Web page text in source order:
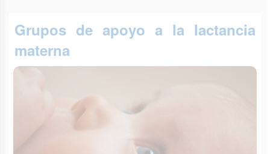
Grupos de apoyo a la lactancia
materna